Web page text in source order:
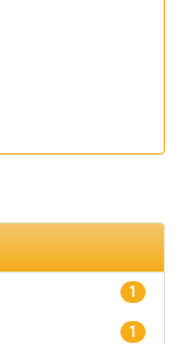
1
1